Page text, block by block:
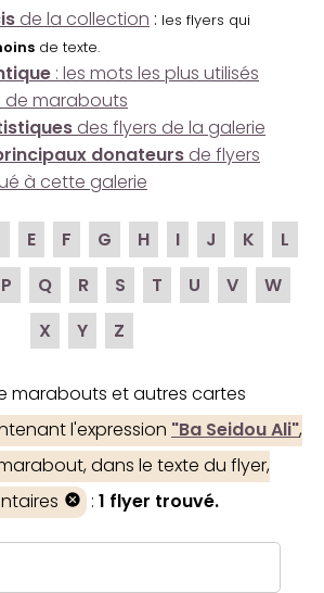
de la collection : les flyers qui
de texte.
: les mots les plus utilisés
de marabouts
des flyers de la galerie
donateurs de flyers
à cette galerie
E F G H I J K
L
P Q R S T U V
W
X
Y Z
marabouts et autres cartes
l'expression "Ba Seidou Ali",
dans le texte du flyer,
: 1 flyer trouvé.